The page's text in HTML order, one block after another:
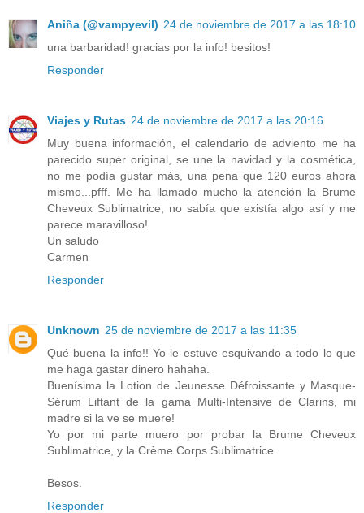
Aniña (@vampyevil) 24 de noviembre de 2017 a las 18:10
una barbaridad! gracias por la info! besitos!
Responder
Viajes y Rutas 24 de noviembre de 2017 a las 20:16
Muy buena información, el calendario de adviento me ha
parecido super original, se une la navidad y la cosmética,
no me podía gustar más, una pena que 120 euros ahora
mismo...pfff. Me ha llamado mucho la atención la Brume
Cheveux Sublimatrice, no sabía que existía algo así y me
parece maravilloso!
Un saludo
Carmen
Responder
Unknown 25 de noviembre de 2017 a las 11:35
Qué buena la info!! Yo le estuve esquivando a todo lo que
me haga gastar dinero hahaha.
Buenísima la Lotion de Jeunesse Défroissante y Masque-
Sérum Liftant de la gama Multi-Intensive de Clarins, mi
madre si la ve se muere!
Yo por mi parte muero por probar la Brume Cheveux
Sublimatrice, y la Crème Corps Sublimatrice.
Besos.
Responder